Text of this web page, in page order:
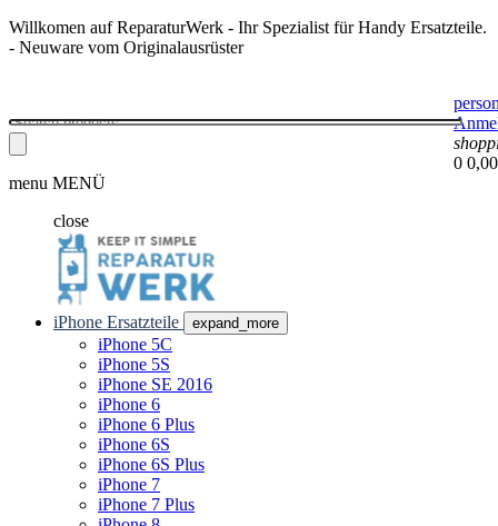
Willkomen auf ReparaturWerk - Ihr Spezialist für Handy Ersatzteile.
- Neuware vom Originalausrüster
0
menu MENÜ
close
iPhone Ersatzteile expand_more
iPhone 5C
iPhone 5S
iPhone SE 2016
iPhone 6
iPhone 6 Plus
iPhone 6S
iPhone 6S Plus
iPhone 7
iPhone 7 Plus